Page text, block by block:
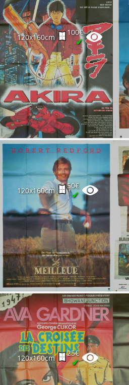
120x160cm
100€
✔
120x160cm
50€
✔
120x160cm
25€
✔